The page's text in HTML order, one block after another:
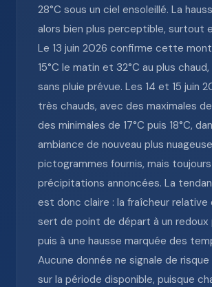
28°C sous un ciel ensoleillé. La
alors bien plus perceptible, surtout
Le 13 juin 2026 confirme cette
15°C le matin et 32°C au plus
sans pluie prévue. Les 14 et 15 juin
très chauds, avec des maximales
des minimales de 17°C puis 18°C,
ambiance de nouveau plus
pictogrammes fournis, mais
précipitations annoncées. La
est donc claire : la fraîcheur relative
sert de point de départ à un redoux
puis à une hausse marquée des
Aucune donnée ne signale de risque
sur la période disponible, puisque